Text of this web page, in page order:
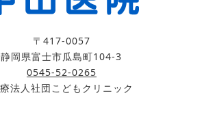
〒417-0057
静岡県富士市瓜島町104-3
0545-52-0265
法人社団こどもクリニック